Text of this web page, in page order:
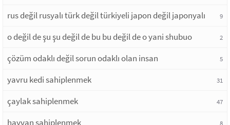
rus değil rusyalı türk değil türkiyeli japon değil japonyalı 9
o değil de şu şu değil de bu bu değil de o yani shubuo 2
çözüm odaklı değil sorun odaklı olan insan 5
yavru kedi sahiplenmek 31
çaylak sahiplenmek 47
hayvan sahiplenmek 8